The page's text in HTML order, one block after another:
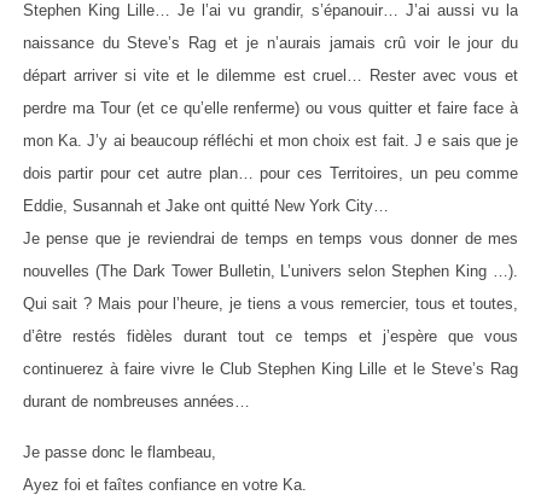
Stephen King Lille… Je l’ai vu grandir, s’épanouir… J’ai aussi vu la
naissance du Steve’s Rag et je n’aurais jamais crû voir le jour du
départ arriver si vite et le dilemme est cruel… Rester avec vous et
perdre ma Tour (et ce qu’elle renferme) ou vous quitter et faire face à
mon Ka. J’y ai beaucoup réfléchi et mon choix est fait. J e sais que je
dois partir pour cet autre plan… pour ces Territoires, un peu comme
Eddie, Susannah et Jake ont quitté New York City…
Je pense que je reviendrai de temps en temps vous donner de mes
nouvelles (The Dark Tower Bulletin, L’univers selon Stephen King …).
Qui sait ? Mais pour l’heure, je tiens a vous remercier, tous et toutes,
d’être restés fidèles durant tout ce temps et j’espère que vous
continuerez à faire vivre le Club Stephen King Lille et le Steve’s Rag
durant de nombreuses années…
Je passe donc le flambeau,
Ayez foi et faîtes confiance en votre Ka.